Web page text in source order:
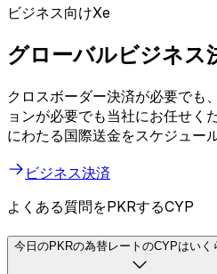
ビジネス向けXe
グローバルビジネス
クロスボーダー決済が必要でも
ョンが必要でも当社にお任せく
にわたる国際送金をスケジュー
ビジネス決済
よくある質問をPKRするCYP
今日のPKRの為替レートのCYPはいく